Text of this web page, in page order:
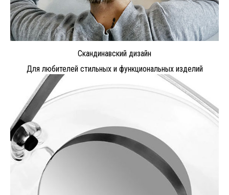
Скандинавский дизайн
Для любителей стильных и функциональных изделий